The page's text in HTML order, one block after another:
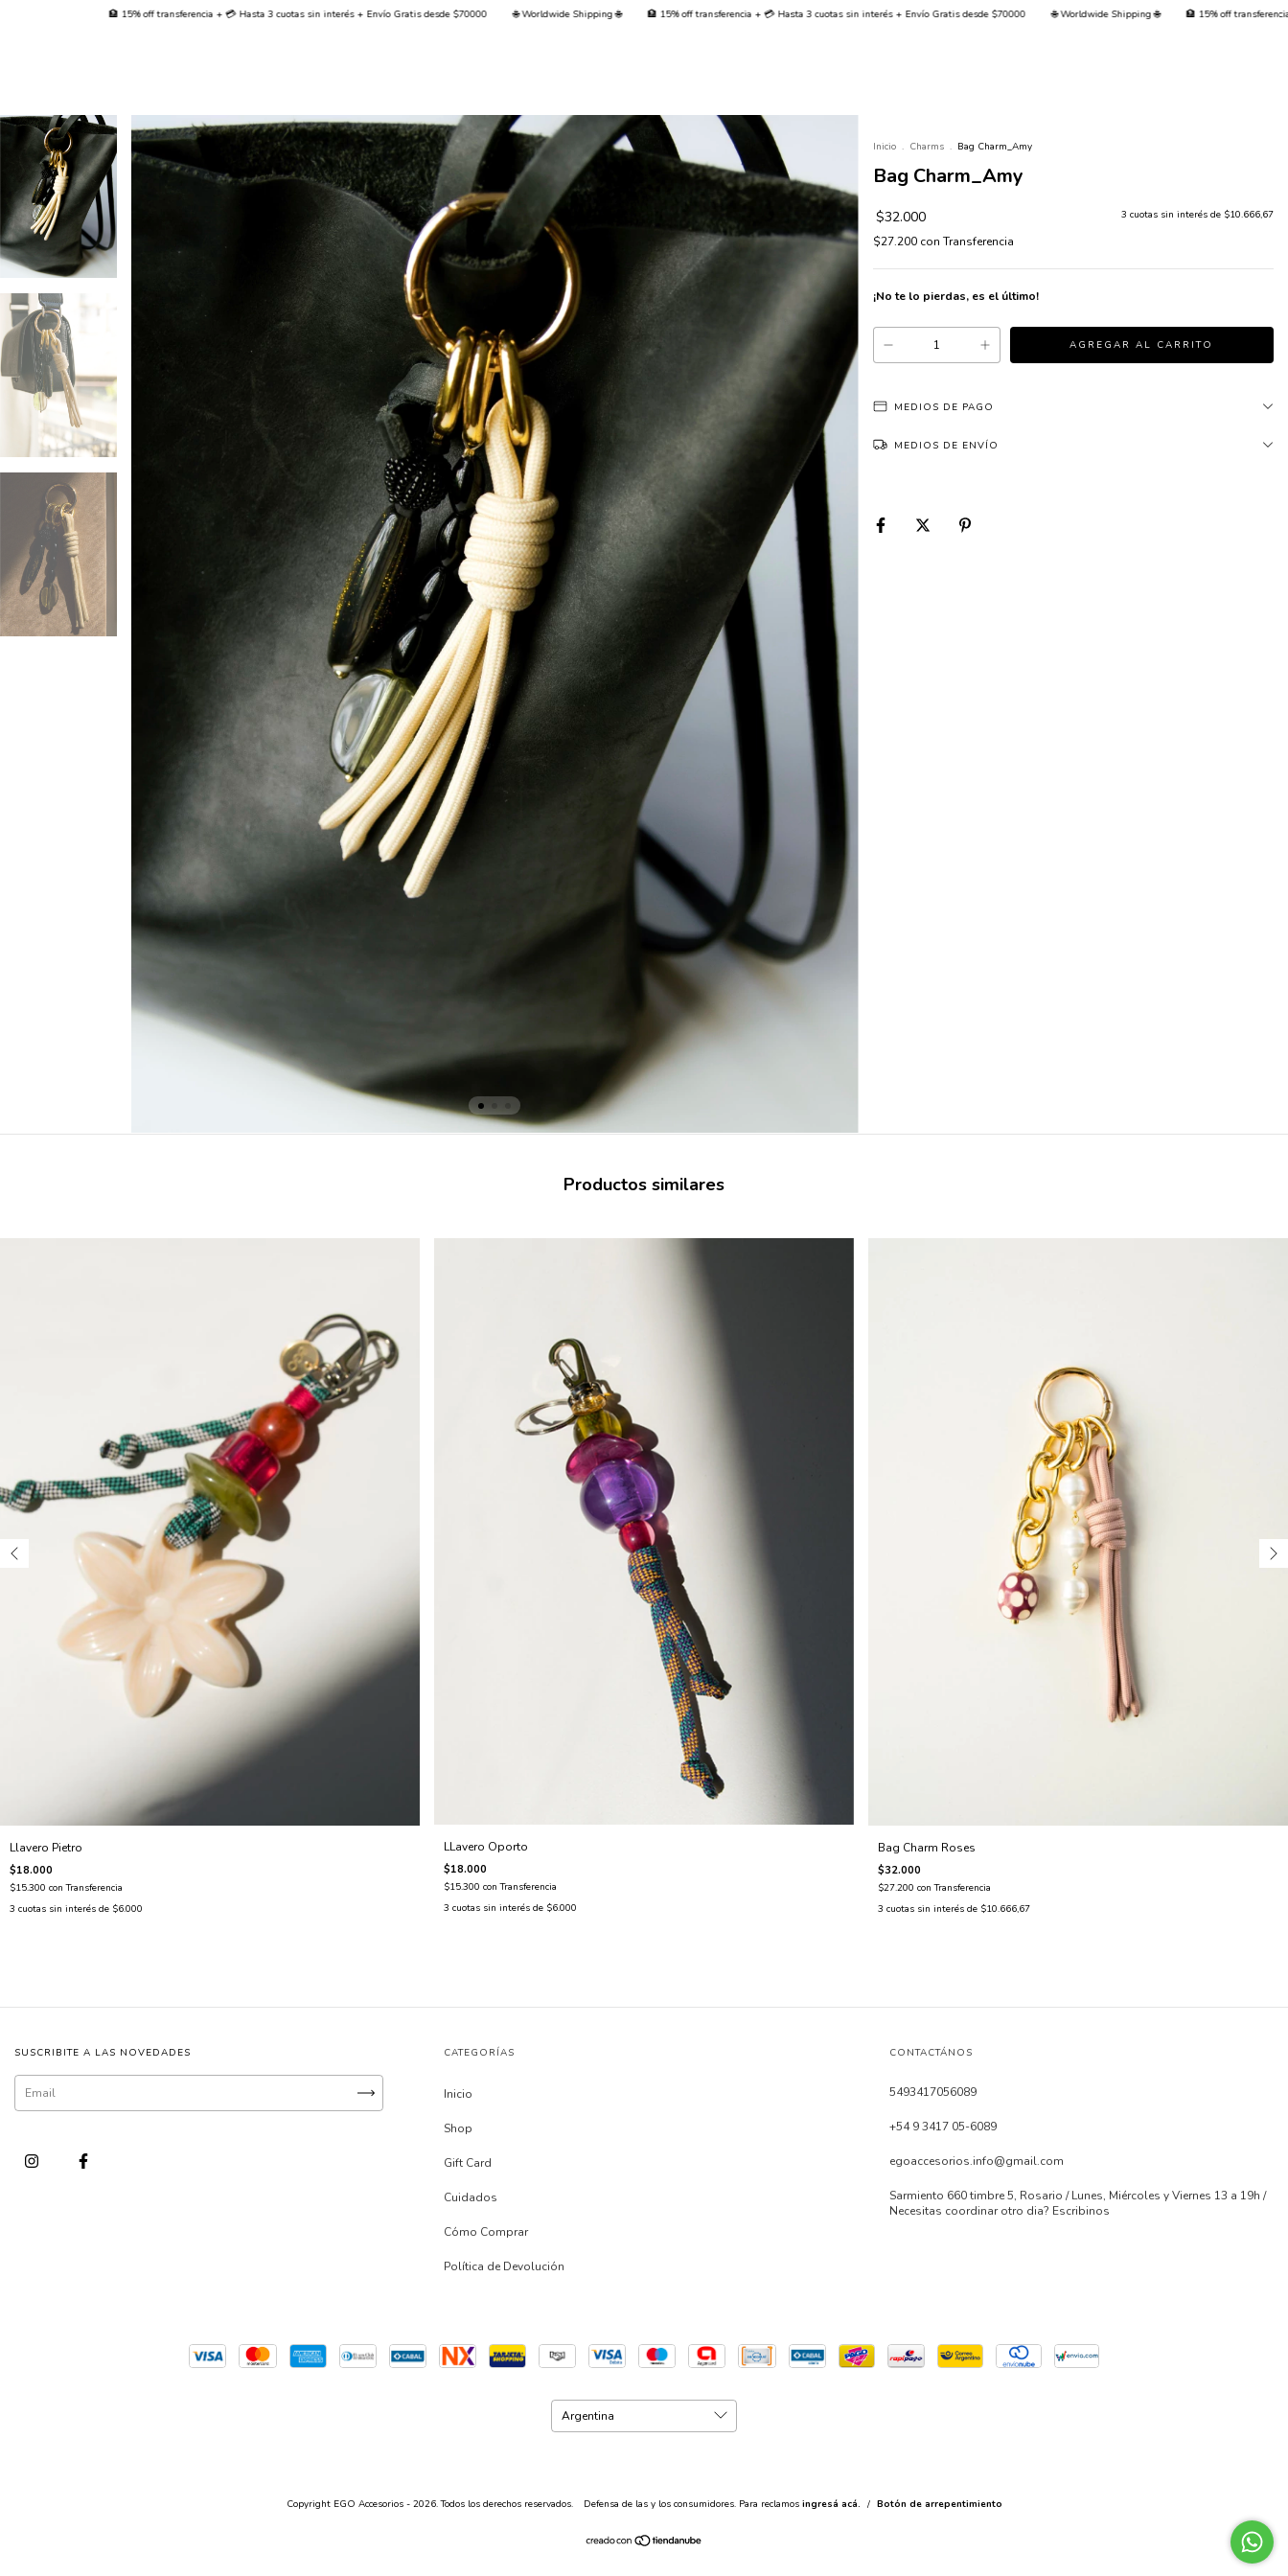
🏦 15% off transferencia + 💳 Hasta 3 cuotas sin interés + Envío Gratis desde $70000 🌐 Worldwide Shipping 🌐 🏦 15% off transferencia + 💳 Hasta 3 cuotas sin interés + Envío Gratis desde $70000 🌐 Worldwide Shipping 🌐 🏦 15% off transferencia + 💳 Hasta 3
Inicio . Charms . Bag Charm_Amy
Bag Charm_Amy
$32.000 3 cuotas sin interés de $10.666,67
$27.200 con Transferencia
¡No te lo pierdas, es el último!
MEDIOS DE PAGO
MEDIOS DE ENVÍO
Productos similares
Llavero Pietro
$18.000
$15.300 con Transferencia
3 cuotas sin interés de $6.000
LLavero Oporto
$18.000
$15.300 con Transferencia
3 cuotas sin interés de $6.000
Bag Charm Roses
$32.000
$27.200 con Transferencia
3 cuotas sin interés de $10.666,67
SUSCRIBITE A LAS NOVEDADES CATEGORÍAS
Inicio
Shop
Gift Card
Cuidados
Cómo Comprar
Política de Devolución
CONTACTÁNOS
5493417056089
+54 9 3417 05-6089
egoaccesorios.info@gmail.com
Sarmiento 660 timbre 5, Rosario / Lunes, Miércoles y Viernes 13 a 19h /
Necesitas coordinar otro dia? Escribinos
Copyright EGO Accesorios - 2026. Todos los derechos reservados. Defensa de las y los consumidores. Para reclamos ingresá acá. / Botón de arrepentimiento